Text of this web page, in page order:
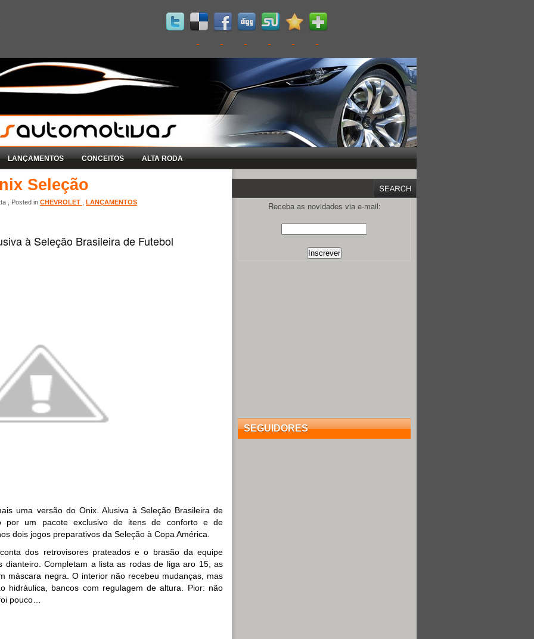
LANÇAMENTOS CONCEITOS ALTA RODA
Seleção
, Posted in CHEVROLET LANÇAMENTOS
à Seleção Brasileira de Futebol
uma versão do Onix. Alusiva à Seleção Brasileira de
por um pacote exclusivo de itens de conforto e de
dois jogos preparativos da Seleção à Copa América.
dos retrovisores prateados e o brasão da equipe
dianteiro. Completam a lista as rodas de liga aro 15, as
máscara negra. O interior não recebeu mudanças, mas
hidráulica, bancos com regulagem de altura. Pior: não
pouco…
Receba as novidades via e-mail:
SEGUIDORES